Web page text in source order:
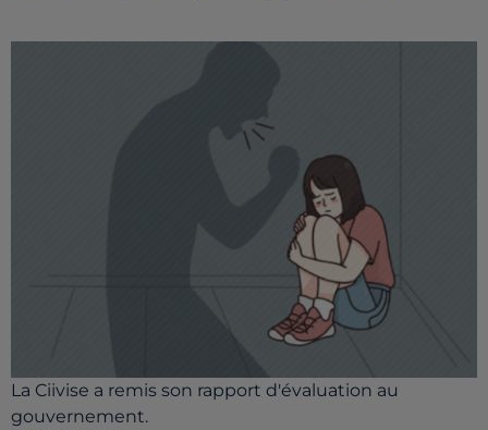
La Ciivise a remis son rapport d'évaluation au
gouvernement.